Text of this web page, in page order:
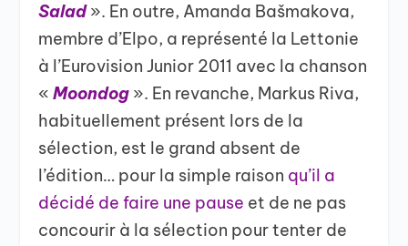
Salad». En outre, Amanda Bašmakova,
membre d’Elpo, a représenté la Lettonie
à l’Eurovision Junior 2011 avec la chanson
«Moondog ». En revanche, Markus Riva,
habituellement présent lors de la
sélection, est le grand absent de
l’édition… pour la simple raison qu’il a
décidé de faire une pause et de ne pas
concourir à la sélection pour tenter de